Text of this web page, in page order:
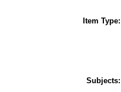
Item Type:
Subjects: